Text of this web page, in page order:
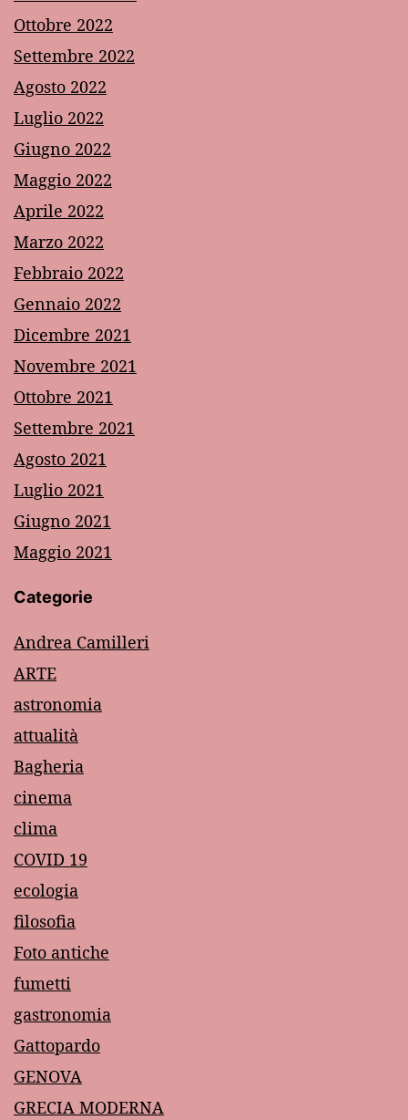
Ottobre 2022
Settembre 2022
Agosto 2022
Luglio 2022
Giugno 2022
Maggio 2022
Aprile 2022
Marzo 2022
Febbraio 2022
Gennaio 2022
Dicembre 2021
Novembre 2021
Ottobre 2021
Settembre 2021
Agosto 2021
Luglio 2021
Giugno 2021
Maggio 2021
Categorie
Andrea Camilleri
ARTE
astronomia
attualità
Bagheria
cinema
clima
COVID 19
ecologia
filosofia
Foto antiche
fumetti
gastronomia
Gattopardo
GENOVA
GRECIA MODERNA